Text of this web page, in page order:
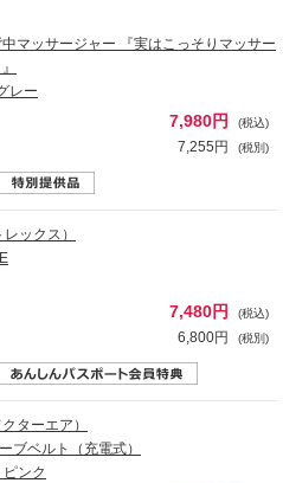
マッサージャー 『実はこっそりマッサー
レー
7,980円 (税込)
7,255円 (税別)
ックス）
7,480円 (税込)
6,800円 (税別)
ターエア）
ブベルト（充電式）
ンク